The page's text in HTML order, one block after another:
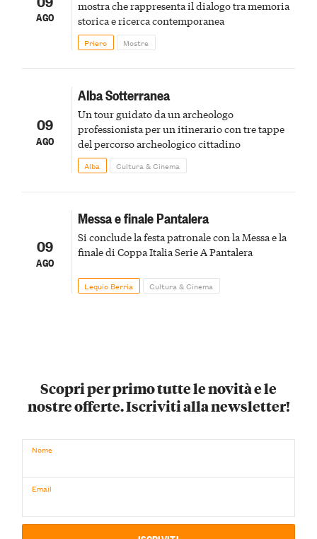
AGO
mostra che rappresenta il dialogo tra memoria
storica e ricerca contemporanea
Priero Mostre
09
AGO
Alba Sotterranea
Un tour guidato da un archeologo
professionista per un itinerario con tre tappe
del percorso archeologico cittadino
Alba Cultura & Cinema
09
AGO
Messa e finale Pantalera
Si conclude la festa patronale con la Messa e la
finale di Coppa Italia Serie A Pantalera
Lequio Berria Cultura & Cinema
Scopri per primo tutte le novità e le
nostre offerte. Iscriviti alla newsletter!
Nome
Email